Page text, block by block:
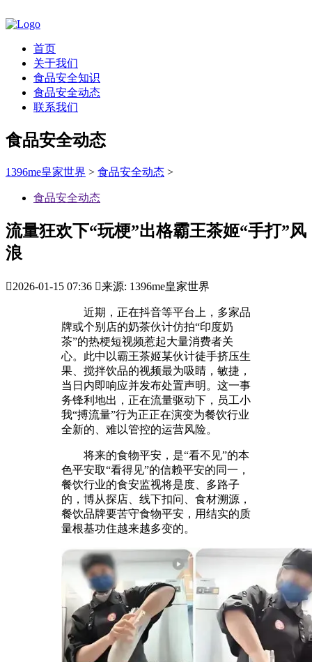
首页
关于我们
食品安全知识
食品安全动态
联系我们
食品安全动态
1396me皇家世界 > 食品安全动态 >
食品安全动态
流量狂欢下“玩梗”出格霸王茶姬“手打”风
浪
2026-01-15 07:36 来源: 1396me皇家世界
近期，正在抖音等平台上，多家品
牌或个别店的奶茶伙计仿拍“印度奶
茶”的热梗短视频惹起大量消费者关
心。此中以霸王茶姬某伙计徒手挤压生
果、搅拌饮品的视频最为吸睛，敏捷，
当日内即响应并发布处置声明。这一事
务锋利地出，正在流量驱动下，员工小
我“搏流量”行为正正在演变为餐饮行业
全新的、难以管控的运营风险。
将来的食物平安，是“看不见”的本
色平安取“看得见”的信赖平安的同一，
餐饮行业的食安监视将是度、多路子
的，博从探店、线下扣问、食材溯源，
餐饮品牌要苦守食物平安，用结实的质
量根基功住越来越多变的。